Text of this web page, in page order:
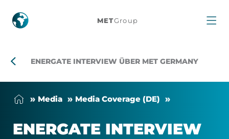
Energate
über
METGroup
ENERGATE INTERVIEW ÜBER MET GERMANY
Me­dia Me­dia Cover­age (DE)
EN­ER­GATE IN­TER­VIEW